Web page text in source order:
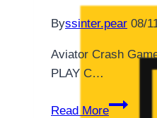
Byssinter.pear 08/
Aviator Crash
PLAY С…
Read More
Aviator